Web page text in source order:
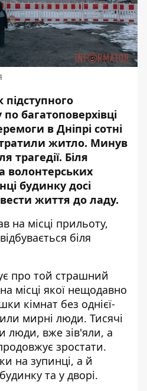
підступного
по багатоповерхівці
в Дніпрі сотні
житло. Минув
трагедії. Біля
волонтерських
будинку досі
життя до ладу.
на місці прильоту,
біля
про той страшний
місці якої нещодавно
кімнат без однієї-
мирні люди. Тисячі
люди, вже зів'яли, а
зростати.
на зупинці, а й
та у дворі.